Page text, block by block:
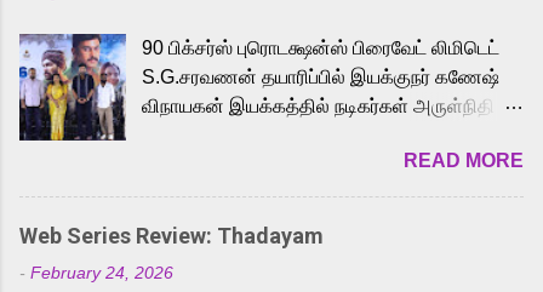
to the iconic superhero He-Man. Known for
memorable songs like “Behene De” from
Raavan, “Oru Maalai” from Ghajini, and
loved for his versatile voice and strong
command over multiple languages, making
him a strong fit for the legendary character.
90 பிக்சர்ஸ் புரொடக்ஷன்ஸ் பிரைவேட் லிமிடெட்
S.G.சரவணன் தயாரிப்பில் இயக்குநர் கணேஷ்
விநாயகன் இயக்கத்தில் நடிகர்கள் அருள்நிதி -
முக்கிய வேடத்தில் இணைந்து நடித்திருக்கும்
'அருள்வான்' திரைப்படத்தினை
பத்திரிக்கையாளர் சந்திப்பு சென்னையில்
நடைபெற்றது. இயக்குநர் கணேஷ் விநாயகன்
இயக்கத்தில் உருவாகியுள்ள 'அருள்வான்'
READ MORE
Web Series Review: Thadayam
- February 24, 2026